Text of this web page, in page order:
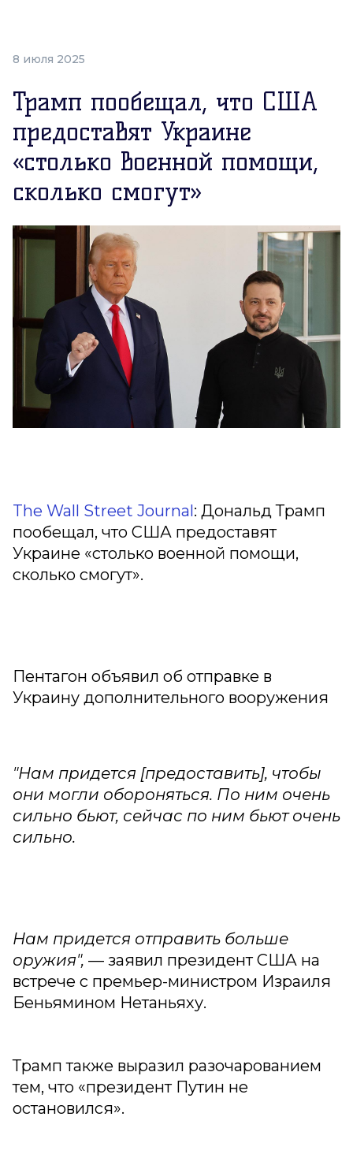
8 июля 2025
Трамп пообещал, что США
предоставят Украине
«столько военной помощи,
сколько смогут»
The Wall Street Journal: Дональд Трамп
пообещал, что США предоставят
Украине «столько военной помощи,
сколько смогут».
Пентагон объявил об отправке в
Украину дополнительного вооружения
"Нам придется [предоставить], чтобы
они могли обороняться. По ним очень
сильно бьют, сейчас по ним бьют очень
сильно.
Нам придется отправить больше
оружия", — заявил президент США на
встрече с премьер-министром Израиля
Беньямином Нетаньяху.
Трамп также выразил разочарованием
тем, что «президент Путин не
остановился».